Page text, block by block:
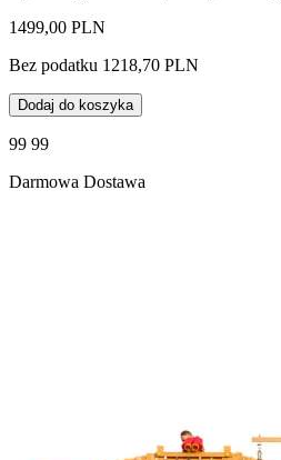
1499,00 PLN
Bez podatku 1218,70 PLN
Dodaj do koszyka
99 99
Darmowa Dostawa